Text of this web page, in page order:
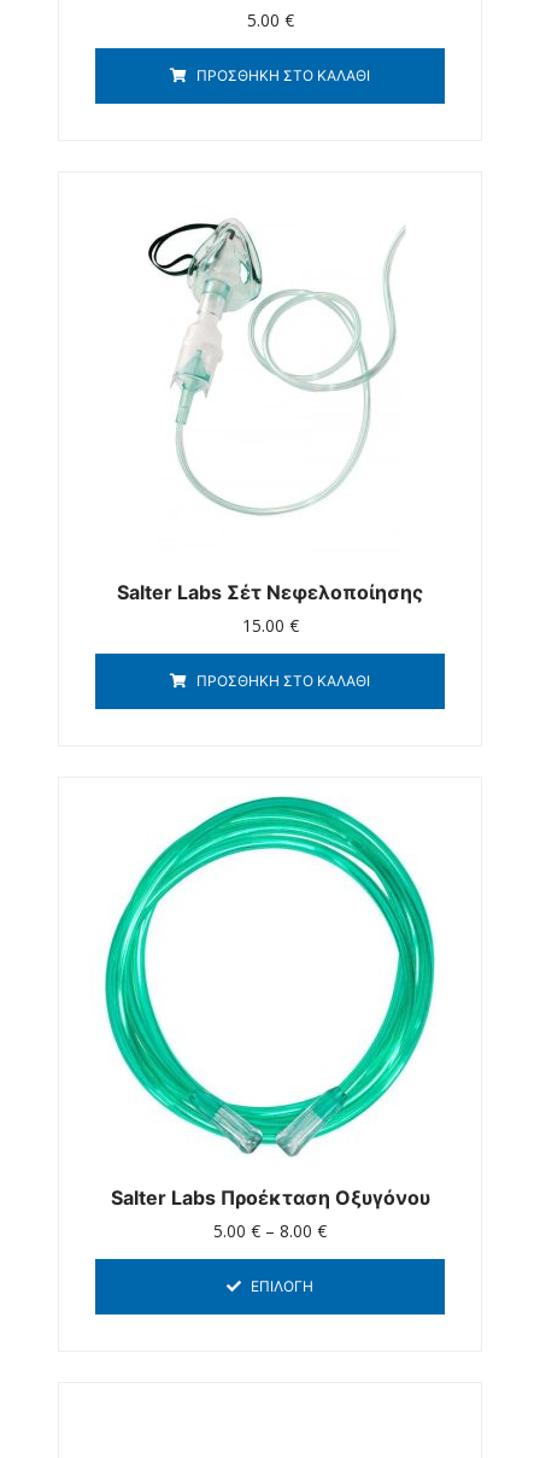
5.00 €
ΠΡΟΣΘΉΚΗ ΣΤΟ ΚΑΛΆΘΙ
Salter Labs Σέτ Νεφελοποίησης
15.00 €
ΠΡΟΣΘΉΚΗ ΣΤΟ ΚΑΛΆΘΙ
Salter Labs Προέκταση Οξυγόνου
5.00 € – 8.00 €
ΕΠΙΛΟΓΉ